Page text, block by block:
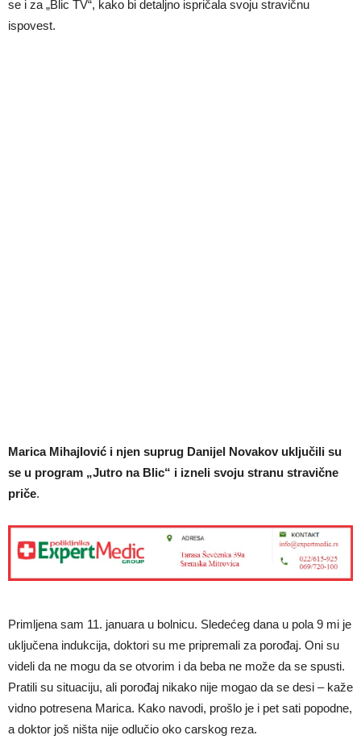
se i za „Blic TV“, kako bi detaljno ispričala svoju stravičnu
ispovest.
Marica Mihajlović i njen suprug Danijel Novakov uključili su
se u program „Jutro na Blic“ i izneli svoju stranu stravične
priče.
Primljena sam 11. januara u bolnicu. Sledećeg dana u pola 9 mi je
uključena indukcija, doktori su me pripremali za porođaj. Oni su
videli da ne mogu da se otvorim i da beba ne može da se spusti.
Pratili su situaciju, ali porođaj nikako nije mogao da se desi – kaže
vidno potresena Marica. Kako navodi, prošlo je i pet sati popodne,
a doktor još ništa nije odlučio oko carskog reza.